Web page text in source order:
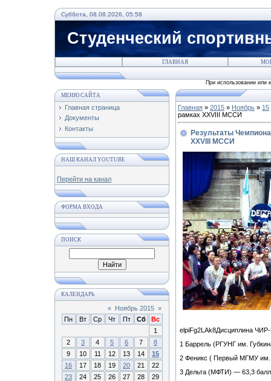
Суббота, 08.08.2026, 05:58
Студенческий
ГЛАВНАЯ
При использовании или копировании статей с данного
МЕНЮ САЙТА
Главная страница
Документы
Контакты
НАШ КАНАЛ YOUTUBE
Перейти на канал
ФОРМА ВХОДА
ПОИСК
КАЛЕНДАРЬ
« Ноябрь 2015 »
Пн
Вт Ср Чт Пт Сб
Вс
1
2
3 4 5 6 7
8
9
10 11 12 13 14
15
16
17 18 19 20 21
22
23
24 25 26 27 28
29
Главная » 2015 » Ноябрь » 15
рамках XXVIII МССИ
Результаты
XXVIII МССИ
elpiFg2LAk8Дисциплина
1 Баррель (РГУНГ им.
2 Феникс ( Первый МГМУ
3 Дельта (МФТИ) — 63,3